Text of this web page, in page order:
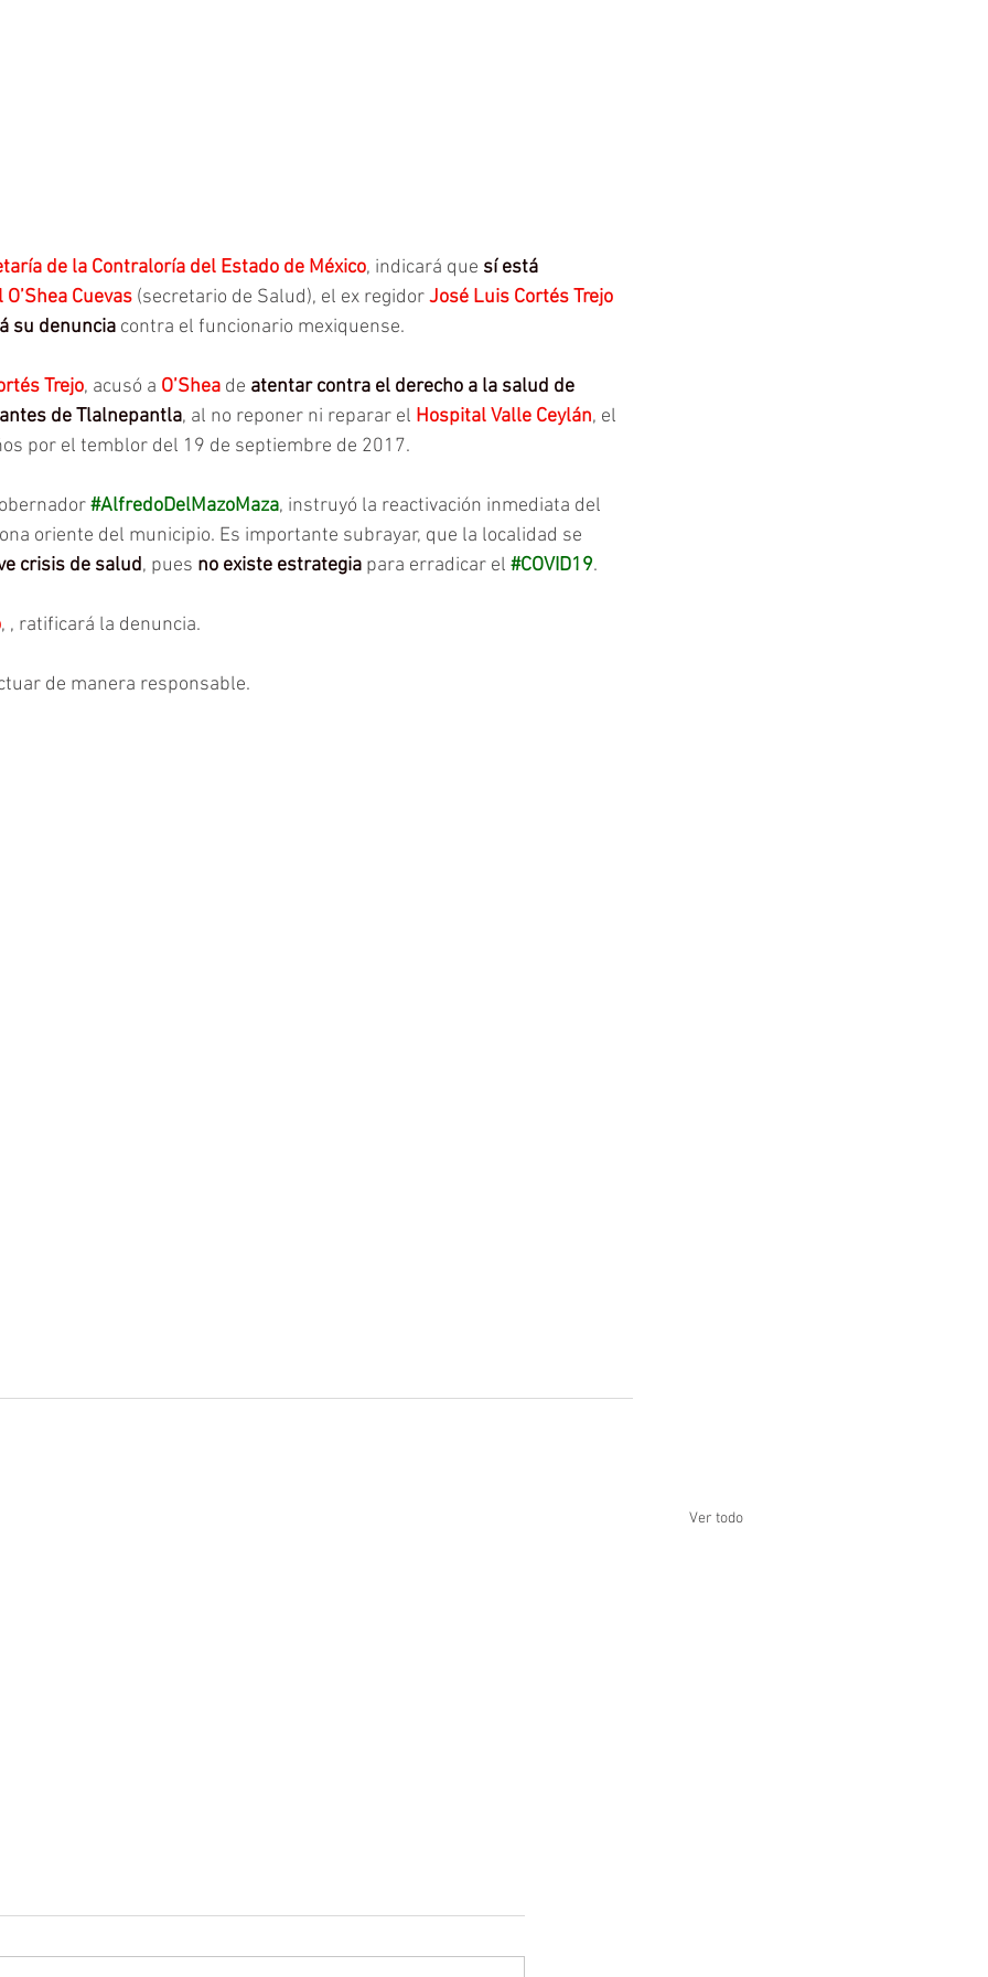
de la Contraloría del Estado de México, indicará que sí está
Cuevas (secretario de Salud), el ex regidor José Luis Cortés Trejo
su denuncia contra el funcionario mexiquense.
Trejo, acusó a O’Shea de atentar contra el derecho a la salud de
de Tlalnepantla, al no reponer ni reparar el Hospital Valle Ceylán, el
por el temblor del 19 de septiembre de 2017.
#AlfredoDelMazoMaza, instruyó la reactivación inmediata del
oriente del municipio. Es importante subrayar, que la localidad se
crisis de salud, pues no existe estrategia para erradicar el #COVID19.
, , ratificará la denuncia.
de manera responsable.
Ver todo